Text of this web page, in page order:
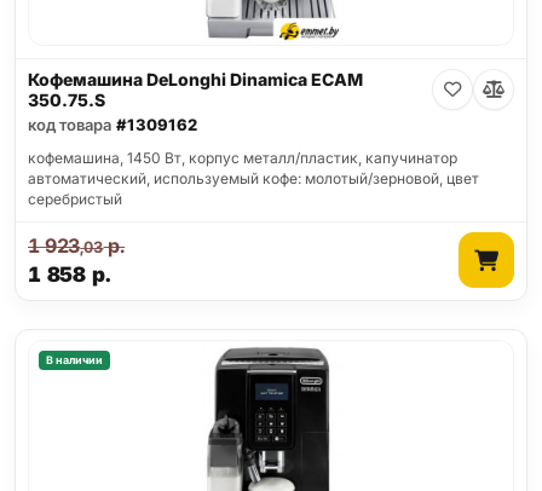
Кофемашина DeLonghi Dinamica ECAM
350.75.S
код товара #1309162
кофемашина, 1450 Вт, корпус металл/пластик, капучинатор
автоматический, используемый кофе: молотый/зерновой, цвет
серебристый
1 858 р.
1 923,03р.
В наличии